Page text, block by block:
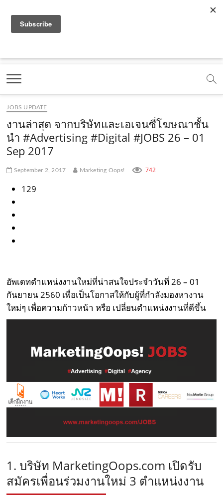
a
e
b
o
o
k
.
c
o
o
t
b
e
.
c
o
m
.
o
e
m
t
g
a
.
t
k
c
m
Marketing Oops!
DIGITAL | CREATIVE | ADVERTISING | CAMPAIGN |
JOBS UPDATE
งานล่าสุด จากบริษัทและเอเจนซี่โฆษณาชั้น
นำ #Advertising #Digital #JOBS 26 – 01
Sep 2017
September 2, 2017 Marketing Oops! 742
129
อัพเดทตำแหน่งงานใหม่ที่น่าสนใจประจำวันที่ 26 – 01
กันยายน 2560 เพื่อเป็นโอกาสให้กับผู้ที่กำลังมองหางาน
ใหม่ๆ เพื่อความก้าวหน้า หรือ เปลี่ยนตำแหน่งงานที่ดีขึ้น
1. บริษัท MarketingOops.com เปิดรับ
สมัครเพื่อนร่วมงานใหม่ 3 ตำแหน่งงาน